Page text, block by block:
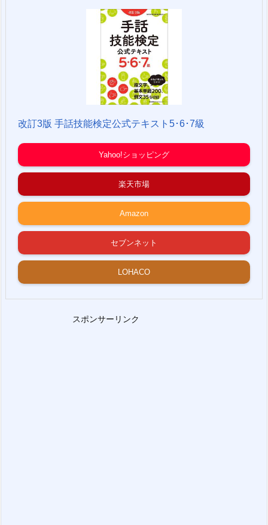
改訂3版 手話技能検定公式テキスト5･6･7級
Yahoo!ショッピング
楽天市場
Amazon
セブンネット
LOHACO
スポンサーリンク